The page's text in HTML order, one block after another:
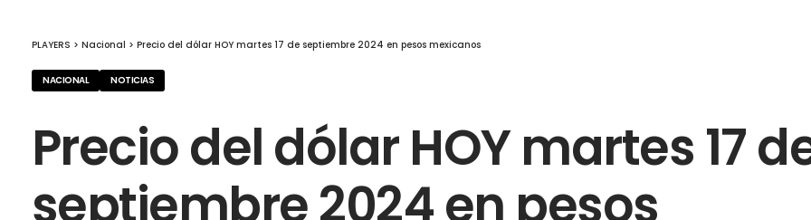
PLAYERS > Nacional > Precio del dólar HOY martes 17 de septiembre 2024 en pesos mexicanos
NACIONAL NOTICIAS
Precio del dólar HOY martes 17
septiembre 2024 en pesos